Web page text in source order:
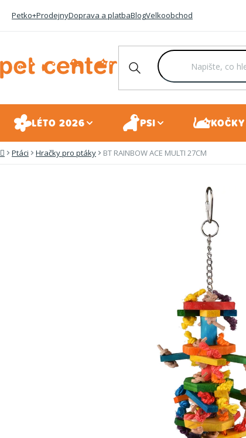
Petko+ProdejnyDoprava a platbaBlogVelkoobchod
LÉTO 2026 PSI KOČKY
DomůPtáci Hračky pro ptáky BT RAINBOW ACE MULTI 27CM